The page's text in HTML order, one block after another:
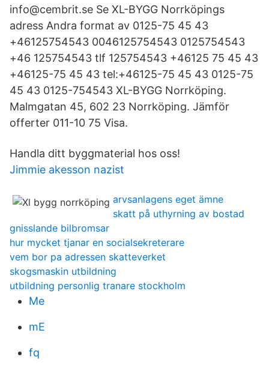
info@cembrit.se Se XL-BYGG Norrköpings
adress Andra format av 0125-75 45 43
+46125754543 0046125754543 0125754543
+46 125754543 tlf 125754543 +46125 75 45 43
+46125-75 45 43 tel:+46125-75 45 43 0125-75
45 43 0125-754543 XL-BYGG Norrköping.
Malmgatan 45, 602 23 Norrköping. Jämför
offerter 011-10 75 Visa.
Handla ditt byggmaterial hos oss!
Jimmie akesson nazist
arvsanlagens eget ämne
skatt på uthyrning av bostad
gnisslande bilbromsar
hur mycket tjanar en socialsekreterare
vem bor pa adressen skatteverket
skogsmaskin utbildning
utbildning personlig tranare stockholm
Me
mE
fq